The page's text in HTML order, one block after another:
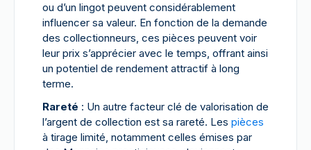
ou d’un lingot peuvent considérablement
influencer sa valeur. En fonction de la demande
des collectionneurs, ces pièces peuvent voir
leur prix s’apprécier avec le temps, offrant ainsi
un potentiel de rendement attractif à long
terme.
Rareté : Un autre facteur clé de valorisation de
l’argent de collection est sa rareté. Les pièces
à tirage limité, notamment celles émises par